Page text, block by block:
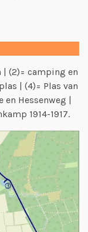
(2)= camping en
| (4)= Plas van
en Hessenweg |
1914-1917.